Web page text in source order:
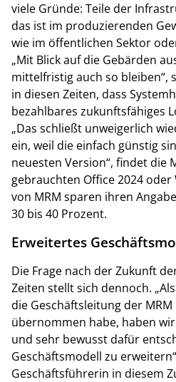
viele Gründe: Teile der
das ist im produzierenden
wie im öffentlichen Sektor
„Mit Blick auf die Gebärden
mittelfristig auch so bleiben“,
in diesen Zeiten, dass
bezahlbares zukunftsfähiges
„Das schließt unweigerlich
ein, weil die einfach günstig
neuesten Version“, findet die
gebrauchten Office 2024 oder
von MRM sparen ihren
30 bis 40 Prozent.
Erweitertes
Die Frage nach der Zukunft
Zeiten stellt sich dennoch.
die Geschäftsleitung der
übernommen habe, haben
und sehr bewusst dafür
Geschäftsmodell zu
Geschäftsführerin in diesem